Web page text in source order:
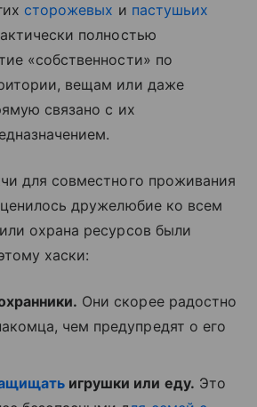
сторожевых и пастушьих
полностью
«собственности» по
вещам или даже
связано с их
для совместного проживания
дружелюбие ко всем
охрана ресурсов были
хаски:
Они скорее радостно
чем предупредят о его
игрушки или еду. Это